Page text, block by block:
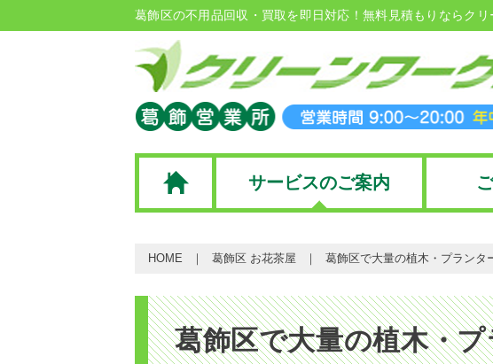
葛飾区の不用品回収・買取を即日対応！無料見積もりならクリ
サービスのご案内
HOME 葛飾区 お花茶屋 葛飾区で大量の植木・プランタ
葛飾区で大量の植木・